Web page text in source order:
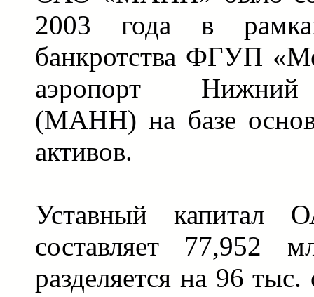
2003 года в
банкротства ФГУП
аэропорт
(МАНН) на базе
активов.
Уставный
составляет 77,952
разделяется на 96